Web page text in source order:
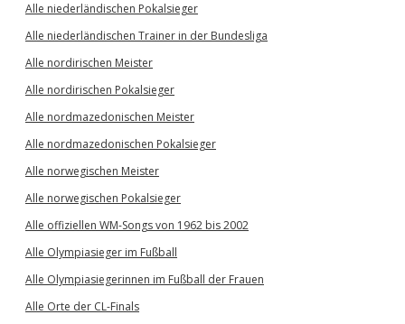
Alle niederländischen Pokalsieger
Alle niederländischen Trainer in der Bundesliga
Alle nordirischen Meister
Alle nordirischen Pokalsieger
Alle nordmazedonischen Meister
Alle nordmazedonischen Pokalsieger
Alle norwegischen Meister
Alle norwegischen Pokalsieger
Alle offiziellen WM-Songs von 1962 bis 2002
Alle Olympiasieger im Fußball
Alle Olympiasiegerinnen im Fußball der Frauen
Alle Orte der CL-Finals